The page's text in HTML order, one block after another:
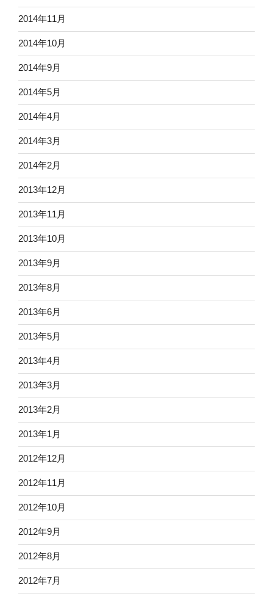
2014年11月
2014年10月
2014年9月
2014年5月
2014年4月
2014年3月
2014年2月
2013年12月
2013年11月
2013年10月
2013年9月
2013年8月
2013年6月
2013年5月
2013年4月
2013年3月
2013年2月
2013年1月
2012年12月
2012年11月
2012年10月
2012年9月
2012年8月
2012年7月